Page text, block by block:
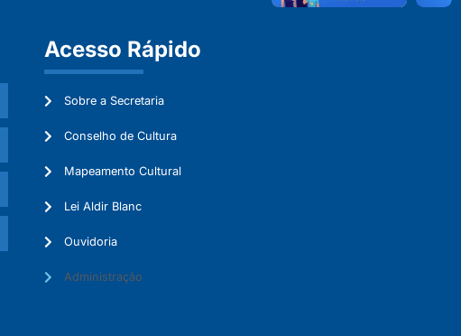
Acesso Rápido
Sobre a Secretaria
Conselho de Cultura
Mapeamento Cultural
Lei Aldir Blanc
Ouvidoria
Administração